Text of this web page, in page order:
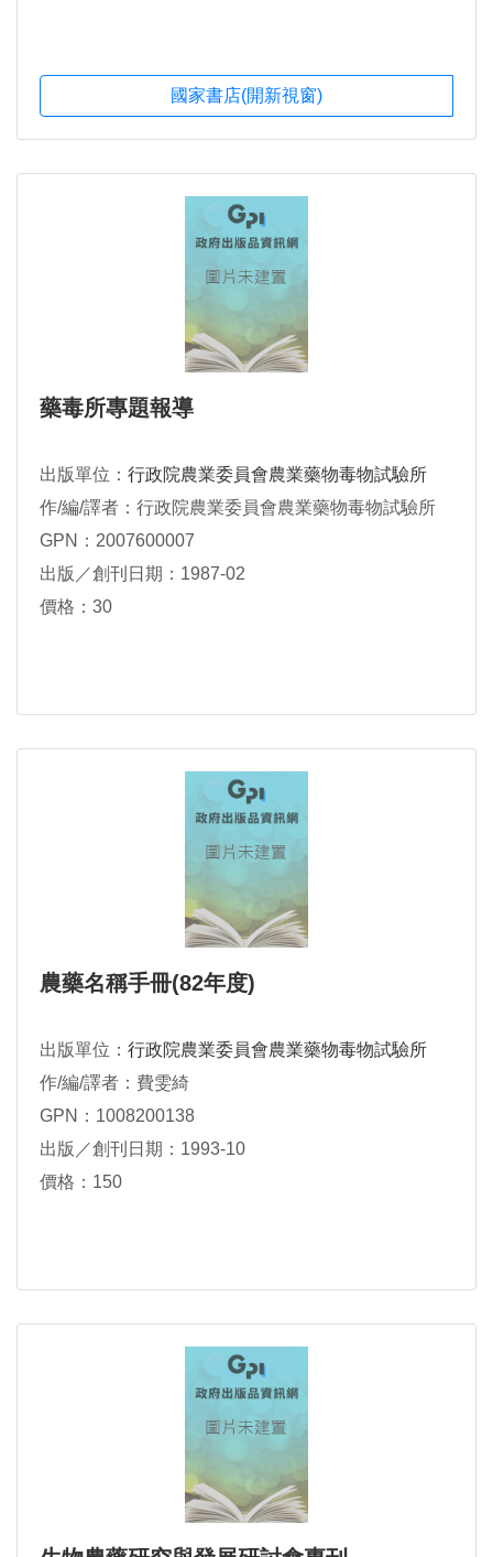
國家書店(開新視窗)
藥毒所專題報導
出版單位： 行政院農業委員會農業藥物毒物試驗所
作/編/譯者：行政院農業委員會農業藥物毒物試驗所
GPN：2007600007
出版／創刊日期：1987-02
價格：30
農藥名稱手冊(82年度)
出版單位： 行政院農業委員會農業藥物毒物試驗所
作/編/譯者：費雯綺
GPN：1008200138
出版／創刊日期：1993-10
價格：150